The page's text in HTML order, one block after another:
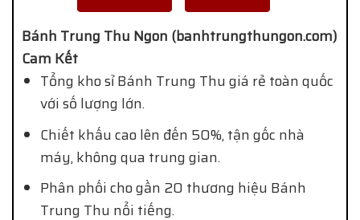
Bánh Trung Thu Ngon (banhtrungthungon.com)
Cam Kết
Tổng kho sỉ Bánh Trung Thu giá rẻ toàn quốc
với số lượng lớn.
Chiết khấu cao lên đến 50%, tận gốc nhà
máy, không qua trung gian.
Phân phối cho gần 20 thương hiệu Bánh
Trung Thu nổi tiếng.